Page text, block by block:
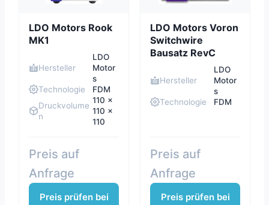
LDO Motors Rook
MK1
Hersteller
LDO
Motor
s
Technologie
FDM
Druckvolume
n
110 x
110 x
110
Preis auf
Anfrage
Preis prüfen bei
LDO Motors Voron
Switchwire
Bausatz RevC
Hersteller
LDO
Motor
s
Technologie
FDM
Preis auf
Anfrage
Preis prüfen bei